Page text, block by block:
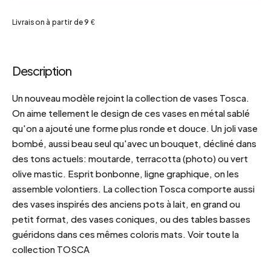
Livraison à partir de 9 €
Description
Un nouveau modèle rejoint la collection de vases Tosca.
On aime tellement le design de ces vases en métal sablé
qu'on a ajouté une forme plus ronde et douce. Un joli vase
bombé, aussi beau seul qu'avec un bouquet, décliné dans
des tons actuels: moutarde, terracotta (photo) ou vert
olive mastic. Esprit bonbonne, ligne graphique, on les
assemble volontiers. La collection Tosca comporte aussi
des vases inspirés des anciens pots à lait, en grand ou
petit format, des vases coniques, ou des tables basses
guéridons dans ces mêmes coloris mats. Voir toute la
collection TOSCA